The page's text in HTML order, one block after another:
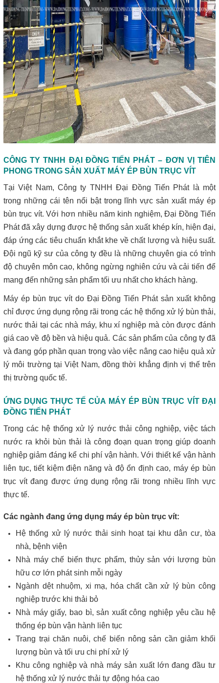
CÔNG TY TNHH ĐẠI ĐỒNG TIẾN PHÁT – ĐƠN VỊ TIÊN
PHONG TRONG SẢN XUẤT MÁY ÉP BÙN TRỤC VÍT
Tại Việt Nam, Công ty TNHH Đại Đồng Tiến Phát là một
trong những cái tên nổi bật trong lĩnh vực sản xuất máy ép
bùn trục vít. Với hơn nhiều năm kinh nghiệm, Đại Đồng Tiến
Phát đã xây dựng được hệ thống sản xuất khép kín, hiện đại,
đáp ứng các tiêu chuẩn khắt khe về chất lượng và hiệu suất.
Đội ngũ kỹ sư của công ty đều là những chuyên gia có trình
độ chuyên môn cao, không ngừng nghiên cứu và cải tiến để
mang đến những sản phẩm tối ưu nhất cho khách hàng.
Máy ép bùn trục vít do Đại Đồng Tiến Phát sản xuất không
chỉ được ứng dụng rộng rãi trong các hệ thống xử lý bùn thải,
nước thải tại các nhà máy, khu xí nghiệp mà còn được đánh
giá cao về độ bền và hiệu quả. Các sản phẩm của công ty đã
và đang góp phần quan trọng vào việc nâng cao hiệu quả xử
lý môi trường tại Việt Nam, đồng thời khẳng định vị thế trên
thị trường quốc tế.
ỨNG DỤNG THỰC TẾ CỦA MÁY ÉP BÙN TRỤC VÍT ĐẠI
ĐỒNG TIẾN PHÁT
Trong các hệ thống xử lý nước thải công nghiệp, việc tách
nước ra khỏi bùn thải là công đoạn quan trọng giúp doanh
nghiệp giảm đáng kể chi phí vận hành. Với thiết kế vận hành
liên tục, tiết kiệm điện năng và độ ổn định cao, máy ép bùn
trục vít đang được ứng dụng rộng rãi trong nhiều lĩnh vực
thực tế.
Các ngành đang ứng dụng máy ép bùn trục vít:
Hệ thống xử lý nước thải sinh hoạt tại khu dân cư, tòa
nhà, bệnh viện
Nhà máy chế biến thực phẩm, thủy sản với lượng bùn
hữu cơ lớn phát sinh mỗi ngày
Ngành dệt nhuộm, xi mạ, hóa chất cần xử lý bùn công
nghiệp trước khi thải bỏ
Nhà máy giấy, bao bì, sản xuất công nghiệp yêu cầu hệ
thống ép bùn vận hành liên tục
Trang trại chăn nuôi, chế biến nông sản cần giảm khối
lượng bùn và tối ưu chi phí xử lý
Khu công nghiệp và nhà máy sản xuất lớn đang đầu tư
hệ thống xử lý nước thải tự động hóa cao